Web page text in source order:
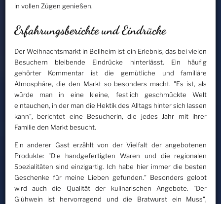
in vollen Zügen genießen.
Erfahrungsberichte und Eindrücke
Der Weihnachtsmarkt in Bellheim ist ein Erlebnis, das bei vielen
Besuchern bleibende Eindrücke hinterlässt. Ein häufig
gehörter Kommentar ist die gemütliche und familiäre
Atmosphäre, die den Markt so besonders macht. "Es ist, als
würde man in eine kleine, festlich geschmückte Welt
eintauchen, in der man die Hektik des Alltags hinter sich lassen
kann", berichtet eine Besucherin, die jedes Jahr mit ihrer
Familie den Markt besucht.
Ein anderer Gast erzählt von der Vielfalt der angebotenen
Produkte: "Die handgefertigten Waren und die regionalen
Spezialitäten sind einzigartig. Ich habe hier immer die besten
Geschenke für meine Lieben gefunden." Besonders gelobt
wird auch die Qualität der kulinarischen Angebote. "Der
Glühwein ist hervorragend und die Bratwurst ein Muss",